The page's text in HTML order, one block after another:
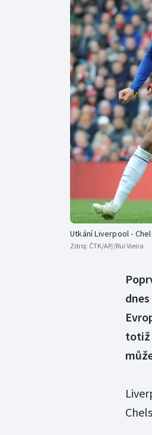
Utkání Liverpool -
Zdroj: ČTK/AP//Rui Vieira
totiž